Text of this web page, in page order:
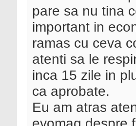
pare sa nu tina
important in
ramas cu ceva
atenti sa le
inca 15 zile in
ca aprobate.
Eu am atras